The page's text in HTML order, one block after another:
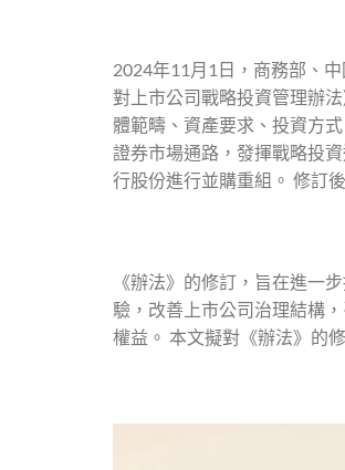
2024年11月1日，商務部、
對上市公司戰略投資管理辦
體範疇、資產要求、投資方
證券市場通路，發揮戰略投
行股份進行並購重組。 修訂
《辦法》的修訂，旨在進一
驗，改善上市公司治理結構
權益。 本文擬對《辦法》的